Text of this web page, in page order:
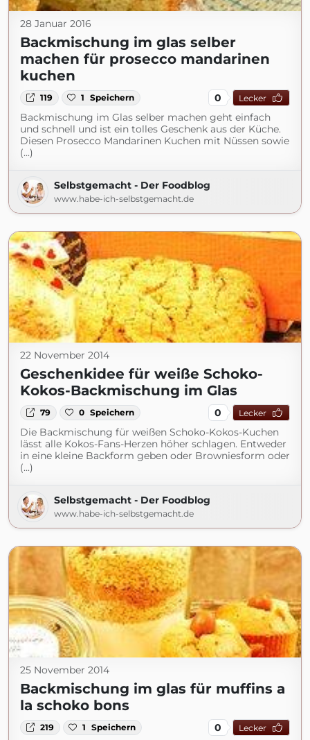
28 Januar 2016
Backmischung im glas selber
machen für prosecco mandarinen
kuchen
119 1 Speichern 0 Lecker
Backmischung im Glas selber machen geht einfach
und schnell und ist ein tolles Geschenk aus der Küche.
Diesen Prosecco Mandarinen Kuchen mit Nüssen sowie
(...)
Selbstgemacht - Der Foodblog
www.habe-ich-selbstgemacht.de
22 November 2014
Geschenkidee für weiße Schoko-
Kokos-Backmischung im Glas
79 0 Speichern 0 Lecker
Die Backmischung für weißen Schoko-Kokos-Kuchen
lässt alle Kokos-Fans-Herzen höher schlagen. Entweder
in eine kleine Backform geben oder Browniesform oder
(...)
Selbstgemacht - Der Foodblog
www.habe-ich-selbstgemacht.de
25 November 2014
Backmischung im glas für muffins a
la schoko bons
219 1 Speichern 0 Lecker